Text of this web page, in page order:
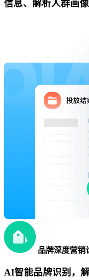
信息、解析人群画
品牌深度营销
AI智能品牌识别，